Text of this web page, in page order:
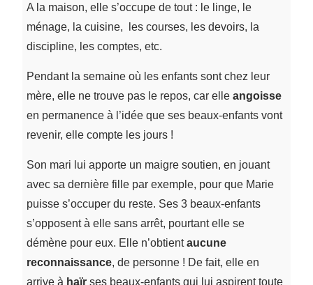
A la maison, elle s’occupe de tout : le linge, le
ménage, la cuisine, les courses, les devoirs, la
discipline, les comptes, etc.
Pendant la semaine où les enfants sont chez leur
mère, elle ne trouve pas le repos, car elle angoisse
en permanence à l’idée que ses beaux-enfants vont
revenir, elle compte les jours !
Son mari lui apporte un maigre soutien, en jouant
avec sa dernière fille par exemple, pour que Marie
puisse s’occuper du reste. Ses 3 beaux-enfants
s’opposent à elle sans arrêt, pourtant elle se
démène pour eux. Elle n’obtientaucune
reconnaissance, de personne ! De fait, elle en
arrive à haïrses beaux-enfants qui lui aspirent toute